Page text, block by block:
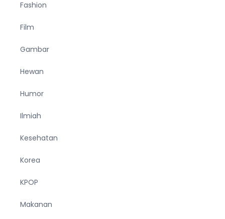
Fashion
Film
Gambar
Hewan
Humor
Ilmiah
Kesehatan
Korea
KPOP
Makanan